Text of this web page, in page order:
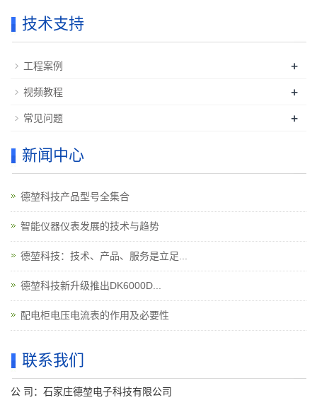
技术支持
工程案例 +
视频教程 +
常见问题 +
新闻中心
德堃科技产品型号全集合
智能仪器仪表发展的技术与趋势
德堃科技：技术、产品、服务是立足...
德堃科技新升级推出DK6000D...
配电柜电压电流表的作用及必要性
联系我们
公 司：石家庄德堃电子科技有限公司